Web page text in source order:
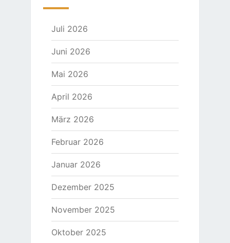
Juli 2026
Juni 2026
Mai 2026
April 2026
März 2026
Februar 2026
Januar 2026
Dezember 2025
November 2025
Oktober 2025